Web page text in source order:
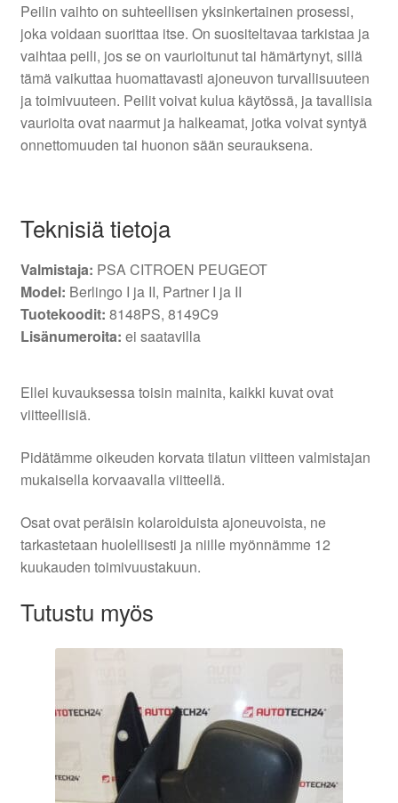
Peilin vaihto on suhteellisen yksinkertainen prosessi,
joka voidaan suorittaa itse. On suositeltavaa tarkistaa ja
vaihtaa peili, jos se on vaurioitunut tai hämärtynyt, sillä
tämä vaikuttaa huomattavasti ajoneuvon turvallisuuteen
ja toimivuuteen. Peilit voivat kulua käytössä, ja tavallisia
vaurioita ovat naarmut ja halkeamat, jotka voivat syntyä
onnettomuuden tai huonon sään seurauksena.
Teknisiä tietoja
Valmistaja: PSA CITROEN PEUGEOT
Model: Berlingo I ja II, Partner I ja II
Tuotekoodit: 8148PS, 8149C9
Lisänumeroita: ei saatavilla
Ellei kuvauksessa toisin mainita, kaikki kuvat ovat
viitteellisiä.
Pidätämme oikeuden korvata tilatun viitteen valmistajan
mukaisella korvaavalla viitteellä.
Osat ovat peräisin kolaroiduista ajoneuvoista, ne
tarkastetaan huolellisesti ja niille myönnämme 12
kuukauden toimivuustakuun.
Tutustu myös